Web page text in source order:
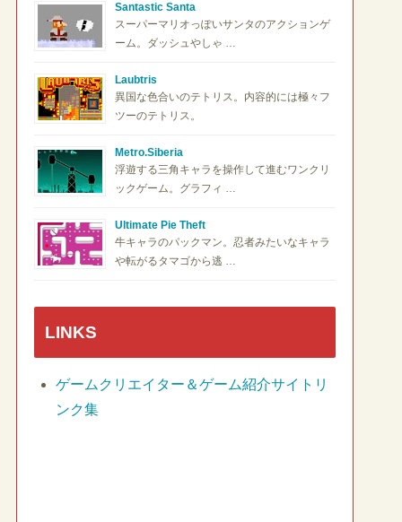
Santastic Santa
スーパーマリオっぽいサンタのアクションゲ
ーム。ダッシュやしゃ …
Laubtris
異国な色合いのテトリス。内容的には極々フ
ツーのテトリス。
Metro.Siberia
浮遊する三角キャラを操作して進むワンクリ
ックゲーム。グラフィ …
Ultimate Pie Theft
牛キャラのパックマン。忍者みたいなキャラ
や転がるタマゴから逃 …
LINKS
ゲームクリエイター＆ゲーム紹介サイトリ
ンク集